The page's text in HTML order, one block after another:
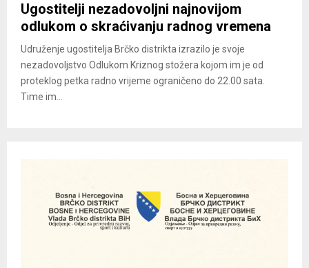
Ugostitelji nezadovoljni najnovijom
odlukom o skraćivanju radnog vremena
Udruženje ugostitelja Brčko distrikta izrazilo je svoje
nezadovoljstvo Odlukom Kriznog stožera kojom im je od
proteklog petka radno vrijeme ograničeno do 22.00 sata.
Time im...